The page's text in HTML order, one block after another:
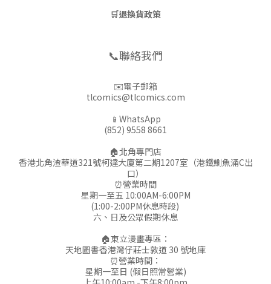
🛒退換貨政策
📞聯絡我們
✉️電子郵箱
tlcomics@tlcomics.com
📱WhatsApp
(852) 9558 8661
🏠北角專門店
香港北角渣華道321號柯達大廈第二期1207室（港鐵鰂魚涌C出
口）
⏰營業時間
星期一至五 10:00AM-6:00PM
(1:00-2:00PM休息時段)
六、日及公眾假期休息
🏠東立漫畫專區：
天地圖書香港灣仔莊士敦道 30 號地庫
⏰營業時間：
星期一至日 (假日照常營業)